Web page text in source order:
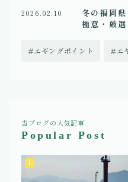
冬の福岡
極意・厳
2026.02.10
エギングポイント エ
当ブログの人気記事
Popular Post